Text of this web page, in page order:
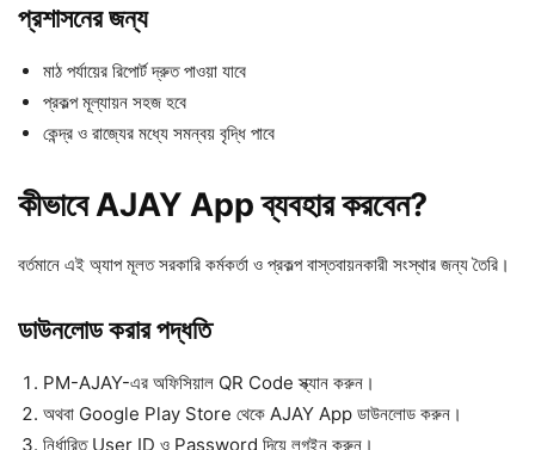
প্রশাসনের জন্য
মাঠ পর্যায়ের রিপোর্ট দ্রুত পাওয়া যাবে
প্রকল্প মূল্যায়ন সহজ হবে
কেন্দ্র ও রাজ্যের মধ্যে সমন্বয় বৃদ্ধি পাবে
কীভাবে AJAY App ব্যবহার করবেন?
বর্তমানে এই অ্যাপ মূলত সরকারি কর্মকর্তা ও প্রকল্প বাস্তবায়নকারী সংস্থার জন্য তৈরি।
ডাউনলোড করার পদ্ধতি
PM-AJAY-এর অফিসিয়াল QR Code স্ক্যান করুন।
অথবা Google Play Store থেকে AJAY App ডাউনলোড করুন।
নির্ধারিত User ID ও Password দিয়ে লগইন করুন।